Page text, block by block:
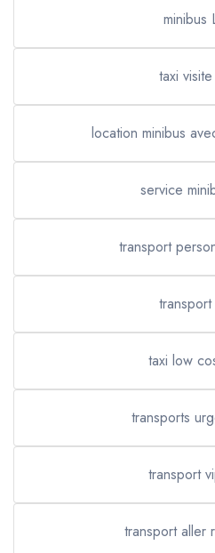
minibus
taxi
location minibus
service
transport
transport
taxi low
transports
transport
transport aller